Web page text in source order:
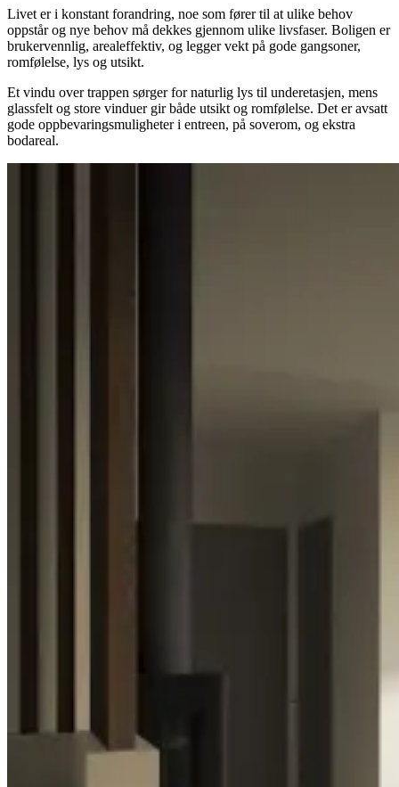
Livet er i konstant forandring, noe som fører til at ulike behov
oppstår og nye behov må dekkes gjennom ulike livsfaser. Boligen er
brukervennlig, arealeffektiv, og legger vekt på gode gangsoner,
romfølelse, lys og utsikt.
Et vindu over trappen sørger for naturlig lys til underetasjen, mens
glassfelt og store vinduer gir både utsikt og romfølelse. Det er avsatt
gode oppbevaringsmuligheter i entreen, på soverom, og ekstra
bodareal.